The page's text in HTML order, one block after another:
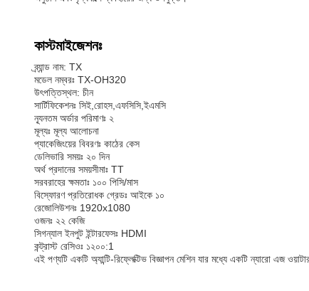
কাস্টমাইজেশনঃ
ব্র্যান্ড নাম: TX
মডেল নম্বরঃ TX-OH320
উৎপত্তিস্থল: চীন
সার্টিফিকেশনঃ সিই,রোহস,এফসিসি,ইএমসি
ন্যূনতম অর্ডার পরিমাণঃ ২
মূল্যঃ মূল্য আলোচনা
প্যাকেজিংয়ের বিবরণঃ কাঠের কেস
ডেলিভারি সময়ঃ ২০ দিন
অর্থ প্রদানের সময়সীমাঃ TT
সরবরাহের ক্ষমতাঃ ১০০ পিসি/মাস
বিস্ফোরণ প্রতিরোধক গ্রেডঃ আইকে ১০
রেজোলিউশনঃ 1920x1080
ওজনঃ ২২ কেজি
সিগন্যাল ইনপুট ইন্টারফেসঃ HDMI
কন্ট্রাস্ট রেসিওঃ ১২০০:1
এই পণ্যটি একটি অ্যান্টি-রিফ্লেক্টিভ বিজ্ঞাপন মেশিন যার মধ্যে একটি ন্যারো এজ